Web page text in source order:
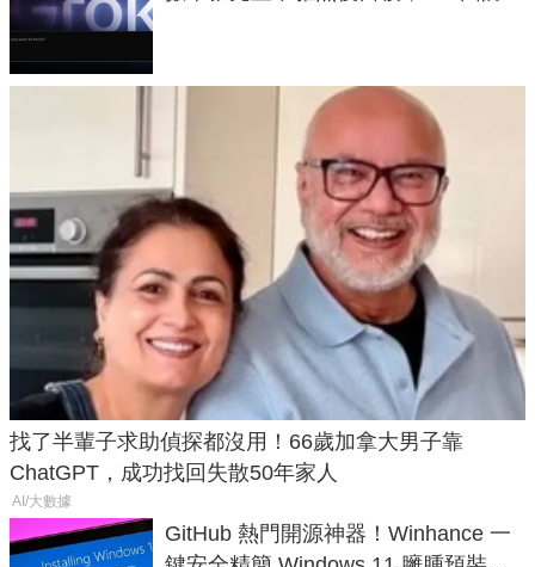
找了半輩子求助偵探都沒用！66歲加拿大男子靠
ChatGPT，成功找回失散50年家人
AI/大數據
GitHub 熱門開源神器！Winhance 一